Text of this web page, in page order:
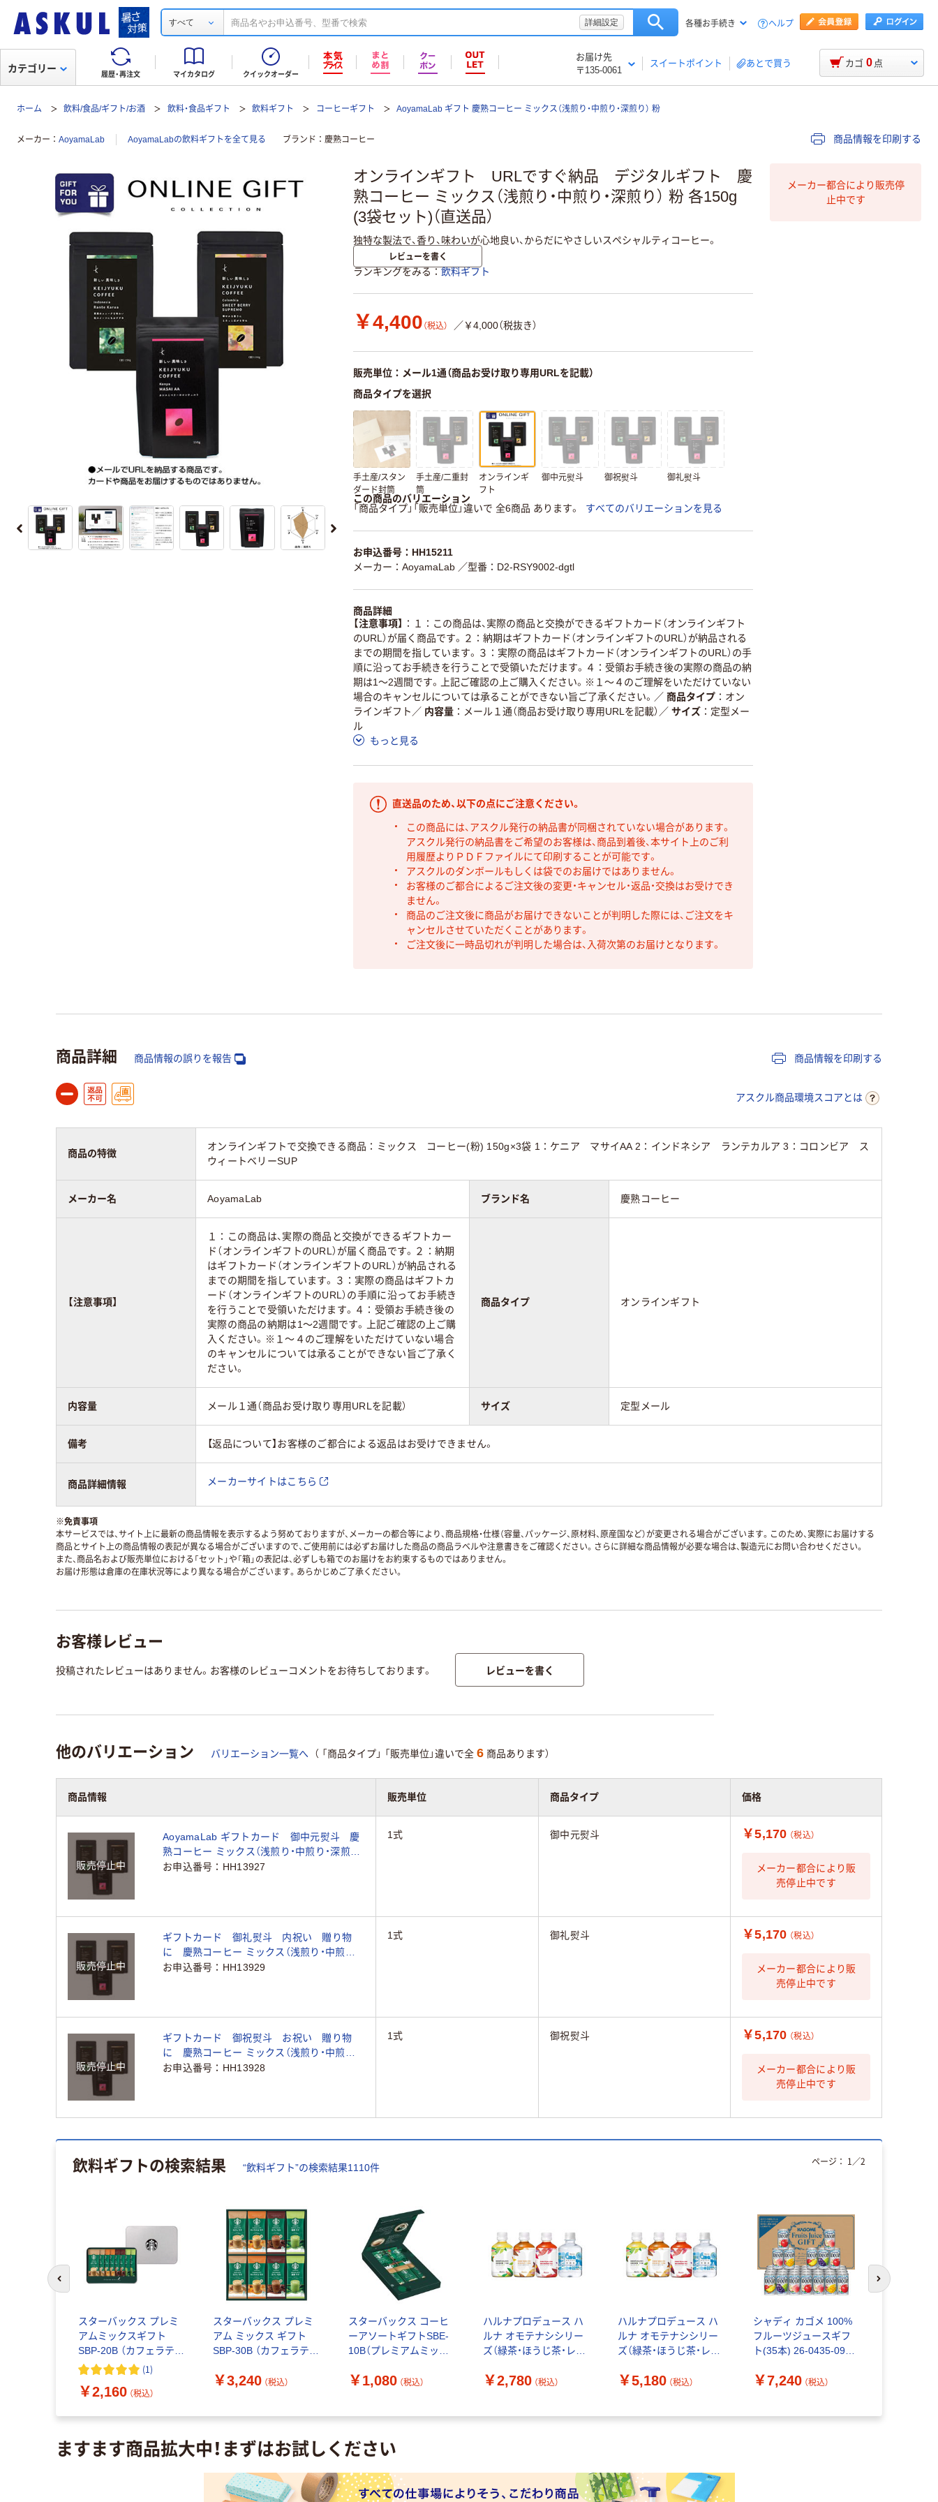
すべて 詳細設定 各種お手続き ヘルプ
履歴・再注文 マイカタログ クイックオーダー
お届け先
〒135-0061
スイートポイント あとで買う
カテゴリー カゴ 0 点
ホーム 飲料/食品/ギフト/お酒 飲料・食品ギフト 飲料ギフト コーヒーギフト AoyamaLab ギフト 慶熟コーヒー ミックス（浅煎り・中煎り・深煎り） 粉
メーカー AoyamaLab AoyamaLabの飲料ギフトを全て見る ブランド 慶熟コーヒー 商品情報を印刷する
オンラインギフト URLですぐ納品 デジタルギフト 慶
熟コーヒー ミックス（浅煎り・中煎り・深煎り） 粉 各150g
(3袋セット)（直送品）
独特な製法で、香り、味わいが心地良い、からだにやさしいスペシャルティコーヒー。
レビューを書く
ランキングをみる 飲料ギフト
￥4,400 （税込） ／￥4,000（税抜き）
販売単位：メール1通（商品お受け取り専用URLを記載）
商品タイプを選択
手土産/スタン
ダード封筒
手土産/二重封
筒
オンラインギ
フト
御中元熨斗 御祝熨斗 御礼熨斗
この商品のバリエーション
「商品タイプ」「販売単位」違いで 全6商品 あります。
すべてのバリエーションを見る
お申込番号：HH15211
メーカー：AoyamaLab ／型番：D2-RSY9002-dgtl
商品詳細
【注意事項】
１：この商品は、実際の商品と交換ができるギフトカード（オンラインギフト
のURL）が届く商品です。２：納期はギフトカード（オンラインギフトのURL）が納品される
までの期間を指しています。３：実際の商品はギフトカード（オンラインギフトのURL）の手
順に沿ってお手続きを行うことで受領いただけます。４：受領お手続き後の実際の商品の納
期は1～2週間です。上記ご確認の上ご購入ください。※１～４のご理解をいただけていない
場合のキャンセルについては承ることができない旨ご了承ください。 ／ 商品タイプ
オン
ラインギフト ／ 内容量 メール１通（商品お受け取り専用URLを記載） ／ サイズ
定型メー
ル
もっと見る
直送品のため、以下の点にご注意ください。
この商品には、アスクル発行の納品書が同梱されていない場合があります。
アスクル発行の納品書をご希望のお客様は、商品到着後、本サイト上のご利
用履歴よりＰＤＦファイルにて印刷することが可能です。
アスクルのダンボールもしくは袋でのお届けではありません。
お客様のご都合によるご注文後の変更・キャンセル・返品・交換はお受けでき
ません。
商品のご注文後に商品がお届けできないことが判明した際には、ご注文をキ
ャンセルさせていただくことがあります。
ご注文後に一時品切れが判明した場合は、入荷次第のお届けとなります。
メーカー都合により販売停
止中です
商品詳細 商品情報の誤りを報告 商品情報を印刷する
アスクル商品環境スコアとは
商品の特徴
オンラインギフトで交換できる商品：ミックス コーヒー(粉) 150g×3袋 1：ケニア マサイAA 2：インドネシア ランテカルア 3：コロンビア ス
ウィートベリーSUP
メーカー名 AoyamaLab ブランド名 慶熟コーヒー
【注意事項】
１：この商品は、実際の商品と交換ができるギフトカー
ド（オンラインギフトのURL）が届く商品です。２：納期
はギフトカード（オンラインギフトのURL）が納品される
までの期間を指しています。３：実際の商品はギフトカ
ード（オンラインギフトのURL）の手順に沿ってお手続き
を行うことで受領いただけます。４：受領お手続き後の
実際の商品の納期は1～2週間です。上記ご確認の上ご購
入ください。※１～４のご理解をいただけていない場合
のキャンセルについては承ることができない旨ご了承く
ださい。
商品タイプ オンラインギフト
内容量 メール１通（商品お受け取り専用URLを記載） サイズ 定型メール
備考 【返品について】お客様のご都合による返品はお受けできません。
商品詳細情報 メーカーサイトはこちら
※免責事項
本サービスでは、サイト上に最新の商品情報を表示するよう努めておりますが、メーカーの都合等により、商品規格・仕様（容量、パッケージ、原材料、原産国など）が変更される場合がございます。このため、実際にお届けする
商品とサイト上の商品情報の表記が異なる場合がございますので、ご使用前には必ずお届けした商品の商品ラベルや注意書きをご確認ください。さらに詳細な商品情報が必要な場合は、製造元にお問い合わせください。
また、商品名および販売単位における「セット」や「箱」の表記は、必ずしも箱でのお届けをお約束するものではありません。
お届け形態は倉庫の在庫状況等により異なる場合がございます。あらかじめご了承ください。
お客様レビュー
投稿されたレビューはありません。お客様のレビューコメントをお待ちしております。 レビューを書く
他のバリエーション バリエーション一覧へ （ 「商品タイプ」 「販売単位」違いで全 6 商品あります）
商品情報 販売単位 商品タイプ 価格
販売停止中
AoyamaLab ギフトカード 御中元熨斗 慶
熟コーヒー ミックス（浅煎り・中煎り・深煎
り） 粉 各150g (3袋セット) 二重封筒（直送
お申込番号 HH13927
1式 御中元熨斗 ￥5,170 （税込）
メーカー都合により販
売停止中です
販売停止中
ギフトカード 御礼熨斗 内祝い 贈り物
に 慶熟コーヒー ミックス（浅煎り・中煎り・
深煎り） 粉 各150g (3袋セット) 二重封筒
お申込番号 HH13929
1式 御礼熨斗 ￥5,170 （税込）
メーカー都合により販
売停止中です
販売停止中
ギフトカード 御祝熨斗 お祝い 贈り物
に 慶熟コーヒー ミックス（浅煎り・中煎り・
深煎り） 粉 各150g (3袋セット) 二重封筒
お申込番号 HH13928
1式 御祝熨斗 ￥5,170 （税込）
メーカー都合により販
売停止中です
飲料ギフトの検索結果 “飲料ギフト”の検索結果1110件
スターバックス プレミ
アムミックスギフト
SBP-20B （カフェラテ・
キャラメルラテ・カフェ
(1)
￥2,160 （税込）
スターバックス プレミ
アム ミックス ギフト
SBP-30B （カフェラテ・
モカ・抹茶ラテ×各4本）
￥3,240 （税込）
スターバックス コーヒ
ーアソートギフトSBE-
10B（プレミアムミック
ガミ ハウスブレンド×2
￥1,080 （税込）
ハルナプロデュース ハ
ルナ オモテナシシリー
ズ（緑茶・ほうじ茶・レッ
ソートBOX 1箱（24本
￥2,780 （税込）
ハルナプロデュース ハ
ルナ オモテナシシリー
ズ（緑茶・ほうじ茶・レッ
ソートBOX 1セット（48
￥5,180 （税込）
シャディ カゴメ 100%
フルーツジュースギフ
ト(35本) 26-0435-091 1
￥7,240 （税込）
ページ： 1 ／2
前のスライドへ 次のスライド
ますます商品拡大中！まずはお試しください